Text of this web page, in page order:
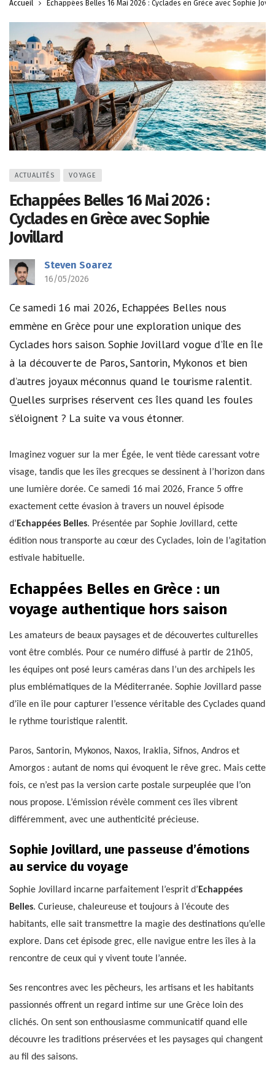
Accueil Echappées Belles 16 Mai 2026 : Cyclades en Grèce avec Sophie
ACTUALITÉS VOYAGE
Echappées Belles 16 Mai 2026 :
Cyclades en Grèce avec Sophie
Jovillard
Steven Soarez
16/05/2026
Ce samedi 16 mai 2026, Echappées Belles nous
emmène en Grèce pour une exploration unique des
Cyclades hors saison. Sophie Jovillard vogue d’île en île
à la découverte de Paros, Santorin, Mykonos et bien
d’autres joyaux méconnus quand le tourisme ralentit.
Quelles surprises réservent ces îles quand les foules
s’éloignent ? La suite va vous étonner.
Imaginez voguer sur la mer Égée, le vent tiède caressant votre
visage, tandis que les îles grecques se dessinent à l’horizon dans
une lumière dorée. Ce samedi 16 mai 2026, France 5 offre
exactement cette évasion à travers un nouvel épisode
d’ Echappées Belles. Présentée par Sophie Jovillard, cette
édition nous transporte au cœur des Cyclades, loin de l’agitation
estivale habituelle.
Echappées Belles en Grèce : un
voyage authentique hors saison
Les amateurs de beaux paysages et de découvertes culturelles
vont être comblés. Pour ce numéro diffusé à partir de 21h05,
les équipes ont posé leurs caméras dans l’un des archipels les
plus emblématiques de la Méditerranée. Sophie Jovillard passe
d’île en île pour capturer l’essence véritable des Cyclades quand
le rythme touristique ralentit.
Paros, Santorin, Mykonos, Naxos, Iraklia, Sifnos, Andros et
Amorgos : autant de noms qui évoquent le rêve grec. Mais cette
fois, ce n’est pas la version carte postale surpeuplée que l’on
nous propose. L’émission révèle comment ces îles vibrent
différemment, avec une authenticité précieuse.
Sophie Jovillard, une passeuse d’émotions
au service du voyage
Sophie Jovillard incarne parfaitement l’esprit d’ Echappées
Belles. Curieuse, chaleureuse et toujours à l’écoute des
habitants, elle sait transmettre la magie des destinations qu’elle
explore. Dans cet épisode grec, elle navigue entre les îles à la
rencontre de ceux qui y vivent toute l’année.
Ses rencontres avec les pêcheurs, les artisans et les habitants
passionnés offrent un regard intime sur une Grèce loin des
clichés. On sent son enthousiasme communicatif quand elle
découvre les traditions préservées et les paysages qui changent
au fil des saisons.